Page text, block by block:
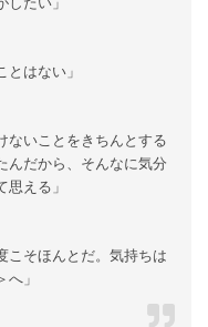
とはない」
ないことをきちんとする
んだから、そんなに気分
える」
こそほんとだ。気持ちは
」